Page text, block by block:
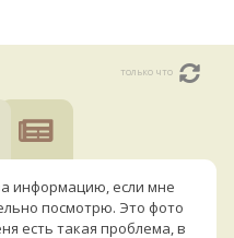
только что
информацию, если мне
посмотрю. Это фото
есть такая проблема, в